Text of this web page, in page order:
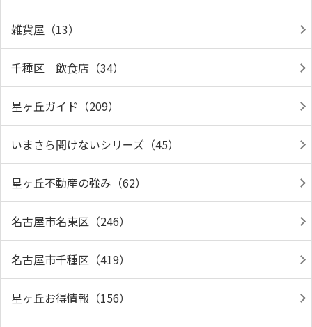
雑貨屋（13）
千種区 飲食店（34）
星ヶ丘ガイド（209）
いまさら聞けないシリーズ（45）
星ヶ丘不動産の強み（62）
名古屋市名東区（246）
名古屋市千種区（419）
星ヶ丘お得情報（156）